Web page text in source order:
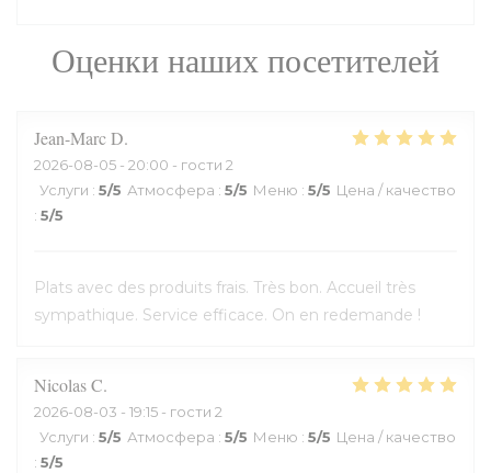
Оценки наших посетителей
Jean-MarcD
2026-08-05 - 20:00 - гости 2
Услуги : 5/5 Атмосфера : 5/5 Меню : 5/5 Цена / качество
: 5/5
Plats avec des produits frais. Très bon. Accueil très
sympathique. Service efficace. On en redemande !
NicolasC
2026-08-03 - 19:15 - гости 2
Услуги : 5/5 Атмосфера : 5/5 Меню : 5/5 Цена / качество
: 5/5